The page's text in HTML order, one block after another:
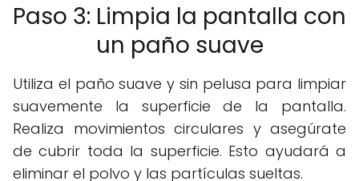
Paso 3: Limpia la pantalla con
un paño suave
Utiliza el paño suave y sin pelusa para limpiar
suavemente la superficie de la pantalla.
Realiza movimientos circulares y asegúrate
de cubrir toda la superficie. Esto ayudará a
eliminar el polvo y las partículas sueltas.